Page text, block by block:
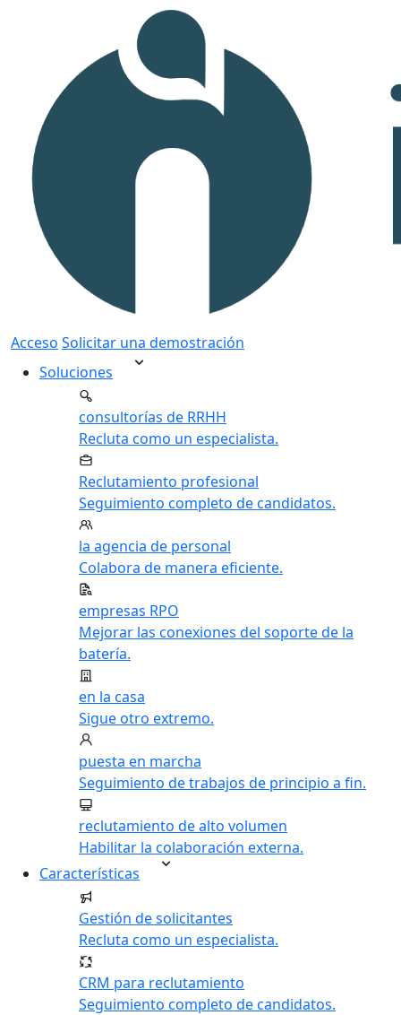
Acceso Solicitar una demostración
Soluciones
consultorías de RRHH
Recluta como un especialista.
Reclutamiento profesional
Seguimiento completo de candidatos.
la agencia de personal
Colabora de manera eficiente.
empresas RPO
Mejorar las conexiones del soporte de la
batería.
en la casa
Sigue otro extremo.
puesta en marcha
Seguimiento de trabajos de principio a fin.
reclutamiento de alto volumen
Habilitar la colaboración externa.
Características
Gestión de solicitantes
Recluta como un especialista.
CRM para reclutamiento
Seguimiento completo de candidatos.